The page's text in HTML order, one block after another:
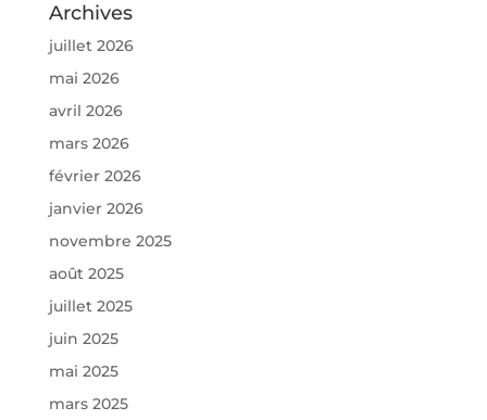
Archives
juillet 2026
mai 2026
avril 2026
mars 2026
février 2026
janvier 2026
novembre 2025
août 2025
juillet 2025
juin 2025
mai 2025
mars 2025